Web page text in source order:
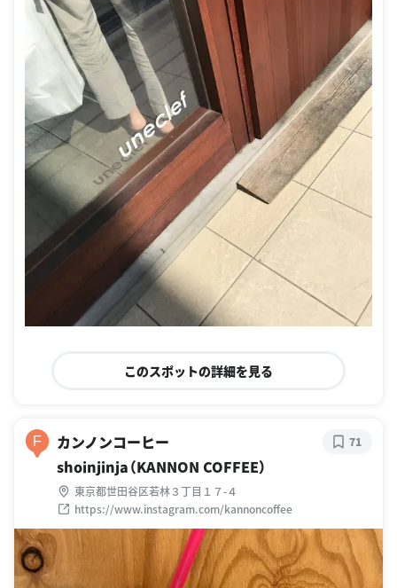
このスポットの詳細を見る
F
カンノンコーヒー
shoinjinja（KANNON COFFEE）
東京都世田谷区若林３丁目１７-４
https://www.instagram.com/kannoncoffee
71